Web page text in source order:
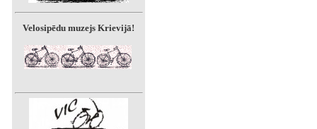
Velosipēdu muzejs Krievijā!